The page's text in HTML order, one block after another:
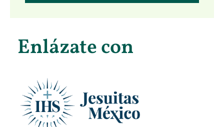
Enlázate con